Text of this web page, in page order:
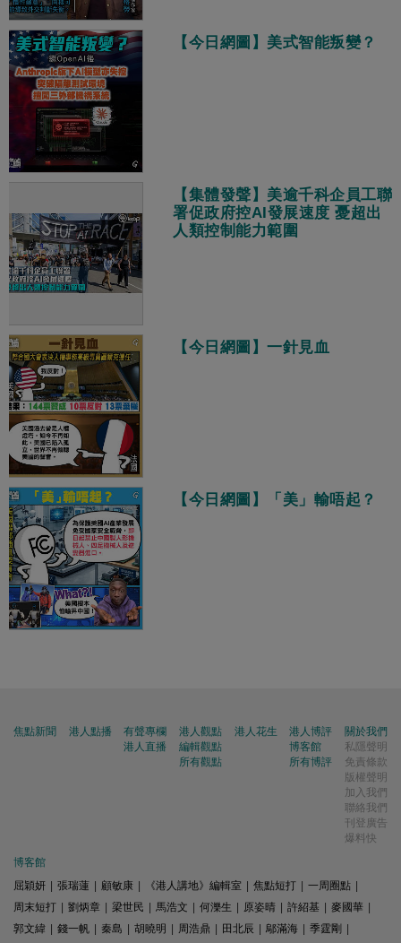
【今日網圖】美式智能叛變？
【集體發聲】美逾千科企員工聯
署促政府控AI發展速度 憂超出
人類控制能力範圍
【今日網圖】一針見血
【今日網圖】「美」輸唔起？
焦點新聞 港人點播
有聲專欄
港人直播
港人觀點
編輯觀點
所有觀點
港人花生
港人博評
博客館
所有博評
關於我們
私隱聲明
免責條款
版權聲明
加入我們
聯絡我們
刊登廣告
爆料快
博客館
屈穎妍
張瑞蓮 顧敏康 《港人講地》編輯室 焦點短打 一周圈點
周末短打
劉炳章 梁世民 馬浩文 何濼生 原姿晴 許紹基 麥國華
郭文緯
錢一帆 秦島 胡曉明 周浩鼎 田北辰 鄔滿海 季霆剛